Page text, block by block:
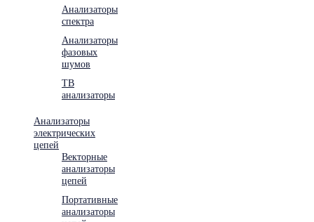
Анализаторы
спектра
Анализаторы
фазовых
шумов
ТВ
анализаторы
Анализаторы
электрических
цепей
Векторные
анализаторы
цепей
Портативные
анализаторы